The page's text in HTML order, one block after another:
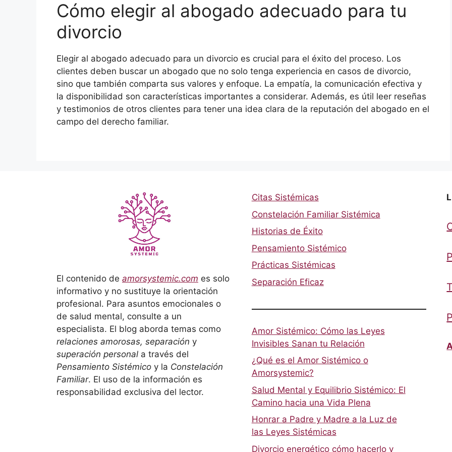
Cómo elegir al abogado adecuado para tu
divorcio
Elegir al abogado adecuado para un divorcio es crucial para el éxito del proceso. Los
clientes deben buscar un abogado que no solo tenga experiencia en casos de divorcio,
sino que también comparta sus valores y enfoque. La empatía, la comunicación efectiva y
la disponibilidad son características importantes a considerar. Además, es útil leer reseñas
y testimonios de otros clientes para tener una idea clara de la reputación del abogado en el
campo del derecho familiar.
El contenido de amorsystemic.com es solo
informativo y no sustituye la orientación
profesional. Para asuntos emocionales o
de salud mental, consulte a un
especialista. El blog aborda temas como
relaciones amorosas, separación y
superación personal a través del
Pensamiento Sistémico y la Constelación
Familiar. El uso de la información es
responsabilidad exclusiva del lector.
Citas Sistémicas
Constelación Familiar Sistémica
Historias de Éxito
Pensamiento Sistémico
Prácticas Sistémicas
Separación Eficaz
Amor Sistémico: Cómo las Leyes
Invisibles Sanan tu Relación
¿Qué es el Amor Sistémico o
Amorsystemic?
Salud Mental y Equilibrio Sistémico: El
Camino hacia una Vida Plena
Honrar a Padre y Madre a la Luz de
las Leyes Sistémicas
Divorcio energético cómo hacerlo y